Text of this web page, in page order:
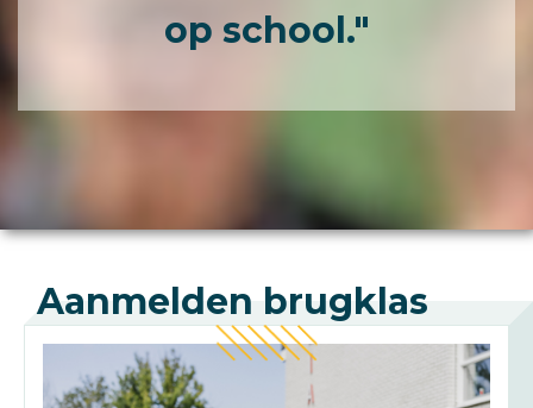
op school."
Aanmelden brugklas